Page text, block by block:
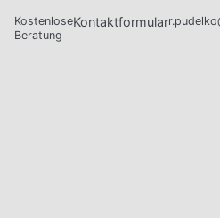
Kostenlose
Beratung
Kontaktformular